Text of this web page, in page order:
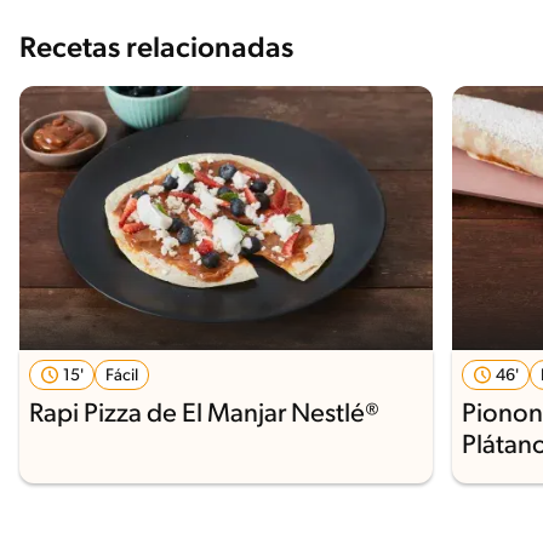
Recetas relacionadas
15' Fácil
Rapi Pizza de El Manjar Nestlé®
46'